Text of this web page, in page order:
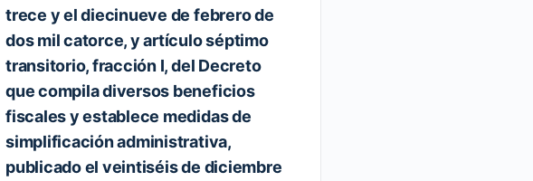
trece y el diecinueve de febrero de
dos mil catorce, y artículo séptimo
transitorio, fracción I, del Decreto
que compila diversos beneficios
fiscales y establece medidas de
simplificación administrativa,
publicado el veintiséis de diciembre